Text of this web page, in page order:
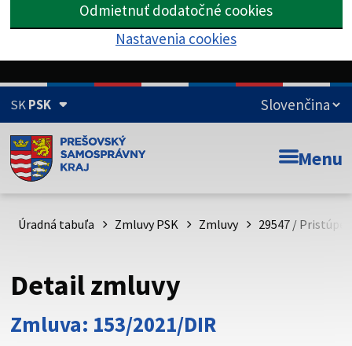
Odmietnuť dodatočné cookies
Nastavenia cookies
SKPSK
Doména psk.sk je oficiálna
Toto je oficiálna webová stránka Prešovského
psk.sk.
Buďte pozorní a vždy sa uistite, že zdieľate informácie iba
cez zabezpečenú webovú stránku. Zabezpečená stránka
vždy začína https:// pred názvom domény webového sídla.
Menu
Úradná tabuľa Zmluvy PSK Zmluvy 29547 /
Detail zmluvy
Zmluva: 153/2021/DIR